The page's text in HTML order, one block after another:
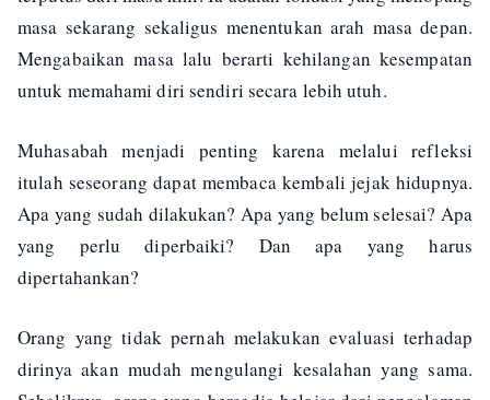
masa sekarang sekaligus menentukan arah masa depan.
Mengabaikan masa lalu berarti kehilangan kesempatan
untuk memahami diri sendiri secara lebih utuh.
Muhasabah menjadi penting karena melalui refleksi
itulah seseorang dapat membaca kembali jejak hidupnya.
Apa yang sudah dilakukan? Apa yang belum selesai? Apa
yang perlu diperbaiki? Dan apa yang harus
dipertahankan?
Orang yang tidak pernah melakukan evaluasi terhadap
dirinya akan mudah mengulangi kesalahan yang sama.